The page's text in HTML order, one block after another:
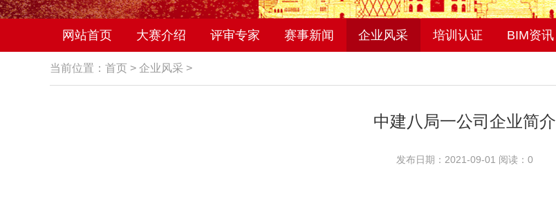
网站首页 大赛介绍 评审专家 赛事新闻 企业风采 培训认证 BIM资讯
当前位置： 首页 > 企业风采 >
中建八局一公司企业简介
发布日期：2021-09-01 阅读： 0